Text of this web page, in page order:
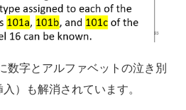
数字とアルファベットの泣き別
）も解消されています。